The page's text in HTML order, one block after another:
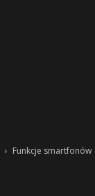
Funkcje smartfonów